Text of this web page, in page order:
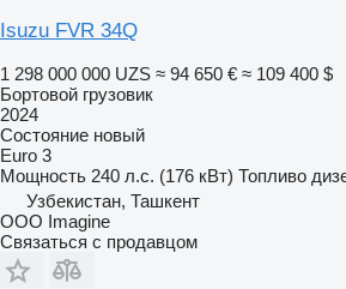
Isuzu FVR 34Q
1 298 000 000 UZS ≈ 94 650 € ≈ 109 400 $
Бортовой грузовик
2024
Состояние новый
Euro 3
Мощность 240 л.с. (176 кВт) Топливо
Узбекистан, Ташкент
OOO Imagine
Связаться с продавцом